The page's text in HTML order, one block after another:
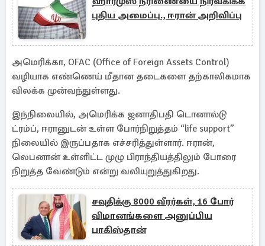
புதிய அமைப்பு., ஈரான் அறிவிப்பு
அமெரிக்கா, OFAC (Office of Foreign Assets Control)
வழியாக எண்ணெய் மீதான தடைகளை தற்காலிகமாக
விலக்க முன்வந்துள்ளது.
இந்நிலையில், அமெரிக்க ஜனாதிபதி டொனால்டு
ட்ரம்ப், ஈரானுடன் உள்ள போர்நிறுத்தம் “life support”
நிலையில் இருப்பதாக எச்சரித்துள்ளார். ஈரான்,
லெபனான் உள்ளிட்ட முழு பிராந்தியத்திலும் போரை
நிறுத்த வேண்டும் என்று வலியுறுத்துகிறது.
சவுதிக்கு 8000 வீரர்கள், 16 போர்
விமானங்களை அனுப்பிய
பாகிஸ்தான்